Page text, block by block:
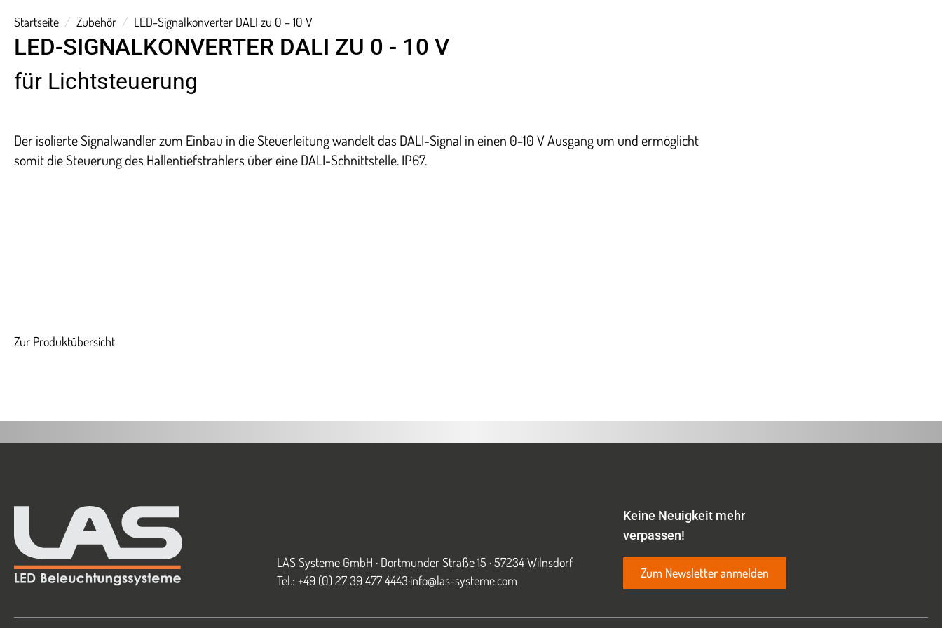
Startseite Zubehör LED-Signalkonverter DALI zu 0 – 10 V
LED-SIGNALKONVERTER DALI ZU 0 - 10 V
für Lichtsteuerung
Der isolierte Signalwandler zum Einbau in die Steuerleitung wandelt das DALI-Signal in einen 0-10 V Ausgang um und ermöglicht
somit die Steuerung des Hallentiefstrahlers über eine DALI-Schnittstelle. IP67.
Zur Produktübersicht
LAS Systeme GmbH · Dortmunder Straße 15 · 57234 Wilnsdorf
Tel.: +49 (0) 27 39 477 4443·info@las-systeme.com
Keine Neuigkeit mehr
verpassen!
Zum Newsletter anmelden